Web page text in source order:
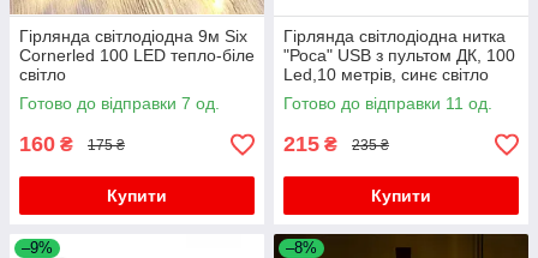
Гірлянда світлодіодна 9м Six
Cornerled 100 LED тепло-біле
світло
Готово до відправки 7 од.
160 ₴ 175 ₴
Купити
Гірлянда світлодіодна нитка
"Роса" USB з пультом ДК, 100
Led,10 метрів, синє світло
Готово до відправки 11 од.
215 ₴ 235 ₴
Купити
–9% –8%